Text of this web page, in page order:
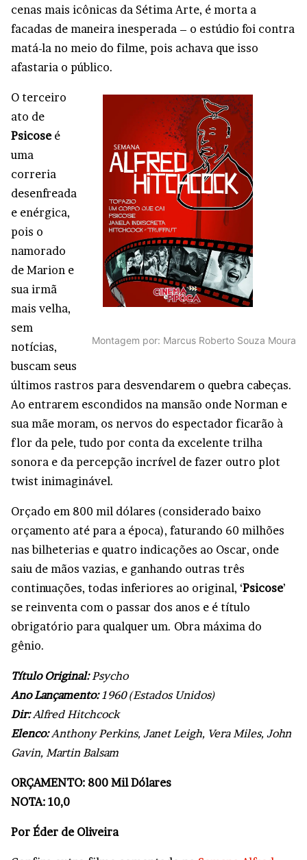
cenas mais icônicas da Sétima Arte, é morta a
facadas de maneira inesperada – o estúdio foi contra
matá-la no meio do filme, pois achava que isso
afastaria o público.
Montagem por: Marcus Roberto Souza Moura
O terceiro
ato de
Psicoseé
uma
correria
desenfreada
e enérgica,
pois o
namorado
de Marion e
sua irmã
mais velha,
sem
notícias,
buscam seus
últimos rastros para desvendarem o quebra cabeças.
Ao entrarem escondidos na mansão onde Norman e
sua mãe moram, os nervos do espectador ficarão à
flor da pele, tudo por conta da excelente trilha
sonora e da percepção incrível de fazer outro plot
twist inimaginável.
Orçado em 800 mil dólares (considerado baixo
orçamento até para a época), faturando 60 milhões
nas bilheterias e quatro indicações ao Oscar, onde
saiu de mãos vazias, e ganhando outras três
continuações, todas inferiores ao original, ‘Psicose’
se reinventa com o passar dos anos e é título
obrigatório para qualquer um. Obra máxima do
gênio.
Título Original:Psycho
Ano Lançamento:1960 (Estados Unidos)
Dir:Alfred Hitchcock
Elenco:Anthony Perkins, Janet Leigh, Vera Miles, John
Gavin, Martin Balsam
ORÇAMENTO: 800 Mil Dólares
NOTA: 10,0
Por Éder de Oliveira